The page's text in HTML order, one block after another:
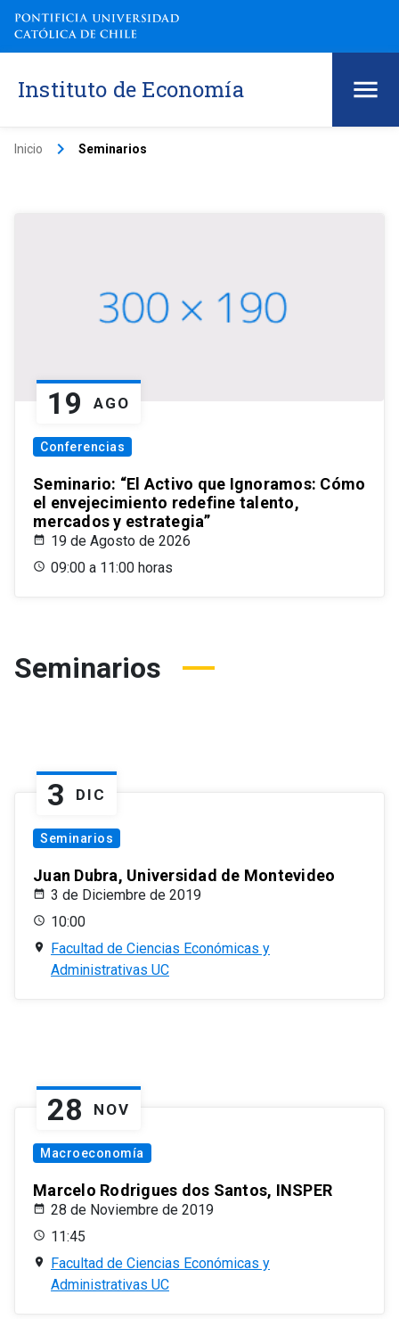
Instituto de Economía
Inicio keyboard_arrow_right Seminarios
19 AGO
Conferencias
Seminario: “El Activo que Ignoramos: Cómo
el envejecimiento redefine talento,
mercados y estrategia”
19 de Agosto de 2026
09:00 a 11:00 horas
Seminarios
3 DIC
Seminarios
Juan Dubra, Universidad de Montevideo
3 de Diciembre de 2019
10:00
Facultad de Ciencias Económicas y
Administrativas UC
28 NOV
Macroeconomía
Marcelo Rodrigues dos Santos, INSPER
28 de Noviembre de 2019
11:45
Facultad de Ciencias Económicas y
Administrativas UC